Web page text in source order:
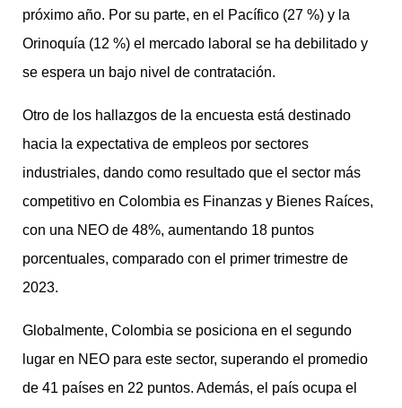
próximo año. Por su parte, en el Pacífico (27 %) y la
Orinoquía (12 %) el mercado laboral se ha debilitado y
se espera un bajo nivel de contratación.
Otro de los hallazgos de la encuesta está destinado
hacia la expectativa de empleos por sectores
industriales, dando como resultado que el sector más
competitivo en Colombia es Finanzas y Bienes Raíces,
con una NEO de 48%, aumentando 18 puntos
porcentuales, comparado con el primer trimestre de
2023.
Globalmente, Colombia se posiciona en el segundo
lugar en NEO para este sector, superando el promedio
de 41 países en 22 puntos. Además, el país ocupa el